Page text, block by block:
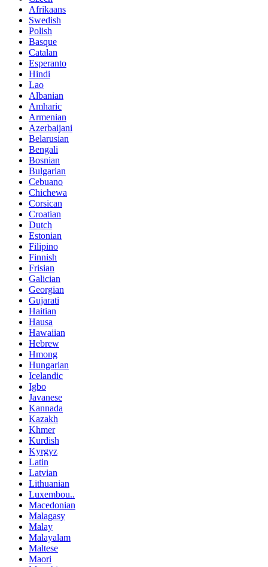
Afrikaans
Swedish
Polish
Basque
Catalan
Esperanto
Hindi
Lao
Albanian
Amharic
Armenian
Azerbaijani
Belarusian
Bengali
Bosnian
Bulgarian
Cebuano
Chichewa
Corsican
Croatian
Dutch
Estonian
Filipino
Finnish
Frisian
Galician
Georgian
Gujarati
Haitian
Hausa
Hawaiian
Hebrew
Hmong
Hungarian
Icelandic
Igbo
Javanese
Kannada
Kazakh
Khmer
Kurdish
Kyrgyz
Latin
Latvian
Lithuanian
Luxembou..
Macedonian
Malagasy
Malay
Malayalam
Maltese
Maori